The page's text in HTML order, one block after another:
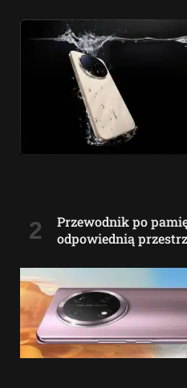
Przewodnik po
odpowiednią